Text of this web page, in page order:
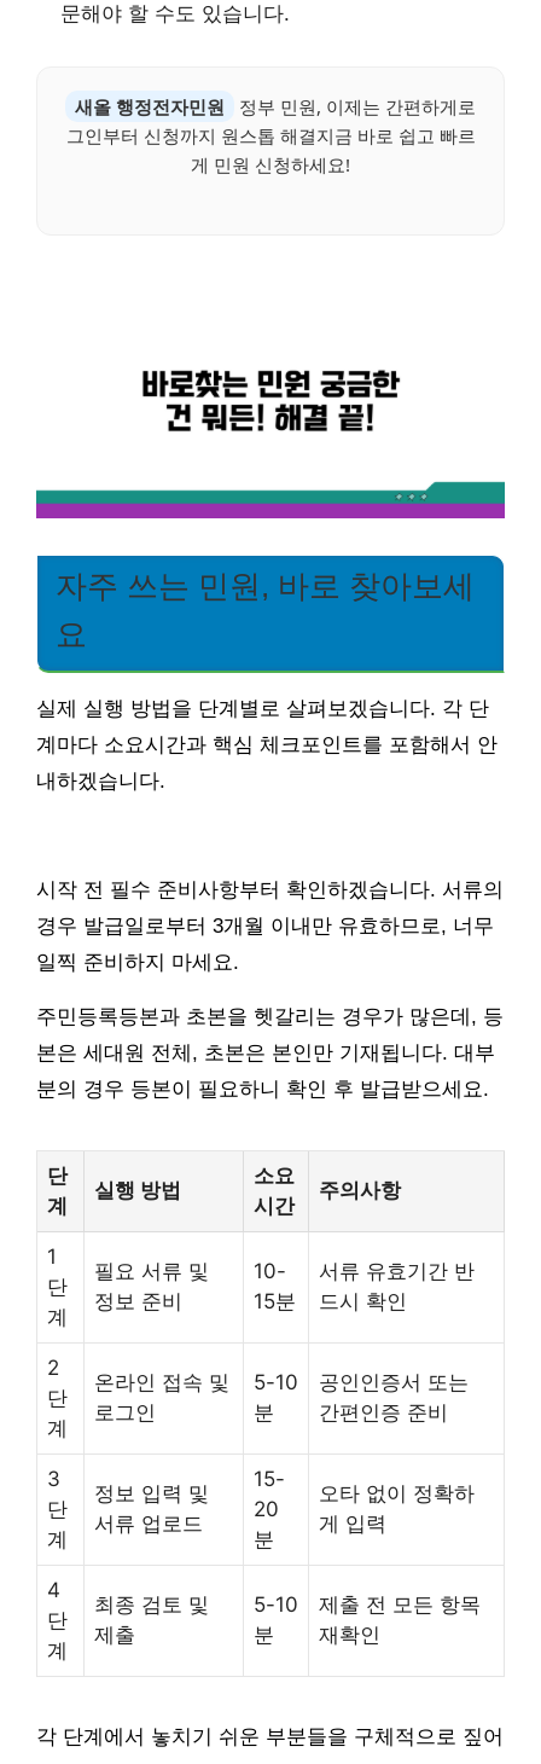
문해야 할 수도 있습니다.
새올 행정전자민원
정부 민원, 이제는 간편하게로
그인부터 신청까지 원스톱 해결지금 바로 쉽고 빠르
게 민원 신청하세요!
자주 쓰는 민원, 바로 찾아보세
요
실제 실행 방법을 단계별로 살펴보겠습니다. 각 단
계마다 소요시간과 핵심 체크포인트를 포함해서 안
내하겠습니다.
시작 전 필수 준비사항부터 확인하겠습니다. 서류의
경우 발급일로부터 3개월 이내만 유효하므로, 너무
일찍 준비하지 마세요.
주민등록등본과 초본을 헷갈리는 경우가 많은데, 등
본은 세대원 전체, 초본은 본인만 기재됩니다. 대부
분의 경우 등본이 필요하니 확인 후 발급받으세요.
단
계
실행 방법
소요
시간
주의사항
1
단
계
필요 서류 및
정보 준비
10-
15분
서류 유효기간 반
드시 확인
2
단
계
온라인 접속 및
로그인
5-10
분
공인인증서 또는
간편인증 준비
3
단
계
정보 입력 및
서류 업로드
15-
20
분
오타 없이 정확하
게 입력
4
단
계
최종 검토 및
제출
5-10
분
제출 전 모든 항목
재확인
각 단계에서 놓치기 쉬운 부분들을 구체적으로 짚어